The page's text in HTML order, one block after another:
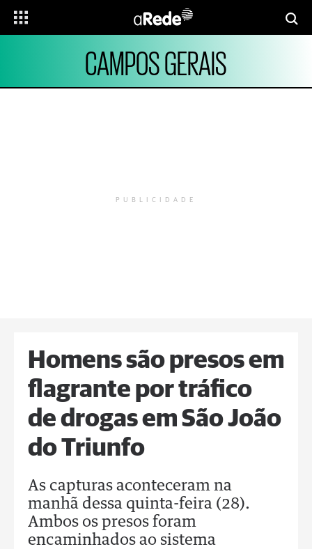
CAMPOS GERAIS
PUBLICIDADE
Homens são presos em
flagrante por tráfico
de drogas em São João
do Triunfo
As capturas aconteceram na
manhã dessa quinta-feira (28).
Ambos os presos foram
encaminhados ao sistema